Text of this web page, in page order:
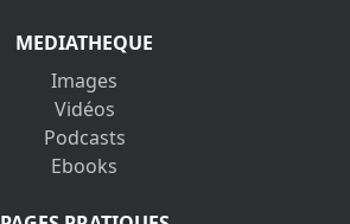
MEDIATHEQUE
Images
Vidéos
Podcasts
Ebooks